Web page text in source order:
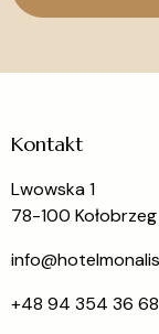
Kontakt
Lwowska 1
78-100 Kołobrzeg
+48 94 354 36 68